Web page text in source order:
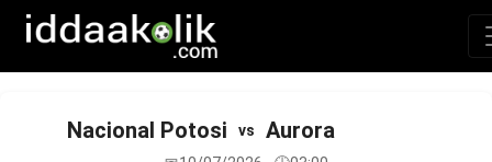
Nacional Potosi vs Aurora